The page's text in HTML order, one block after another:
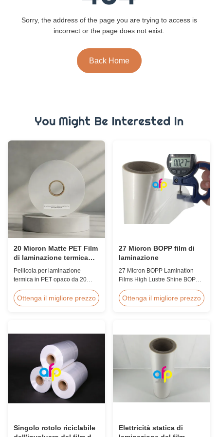
Sorry, the address of the page you are trying to access is
incorrect or the page does not exist.
Back Home
You Might Be Interested In
20 Micron Matte PET Film
di laminazione termica
EVA a prova di umidità
Pellicola per laminazione
termica in PET opaco da 20
EVA, protezione dall'umidità,
adatta per la laminazione di
Ottenga il migliore prezzo
27 Micron BOPP film di
laminazione
27 Micron BOPP Lamination
Films High Lustre Shine BOPP
27micron BOPP Thermal
Lamination Film is an
and super luster finish. It
prevents lamination from being
Ottenga il migliore prezzo
Singolo rotolo riciclabile
Elettricità statica di